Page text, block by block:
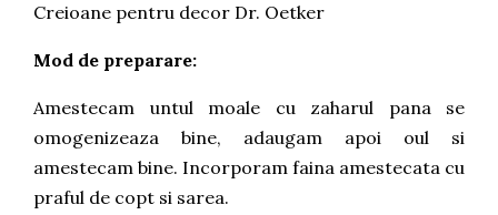
Creioane pentru decor Dr. Oetker
Mod de preparare:
Amestecam untul moale cu zaharul pana se
omogenizeaza bine, adaugam apoi oul si
amestecam bine. Incorporam faina amestecata cu
praful de copt si sarea.